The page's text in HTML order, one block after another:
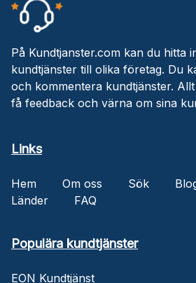
På Kundtjanster.com kan du hitta
kundtjänster till olika företag. Du
och kommentera kundtjänster.
få feedback och värna om sina
Links
Hem Om oss Sök
Länder
FAQ
Populära kundtjänster
EON Kundtjänst